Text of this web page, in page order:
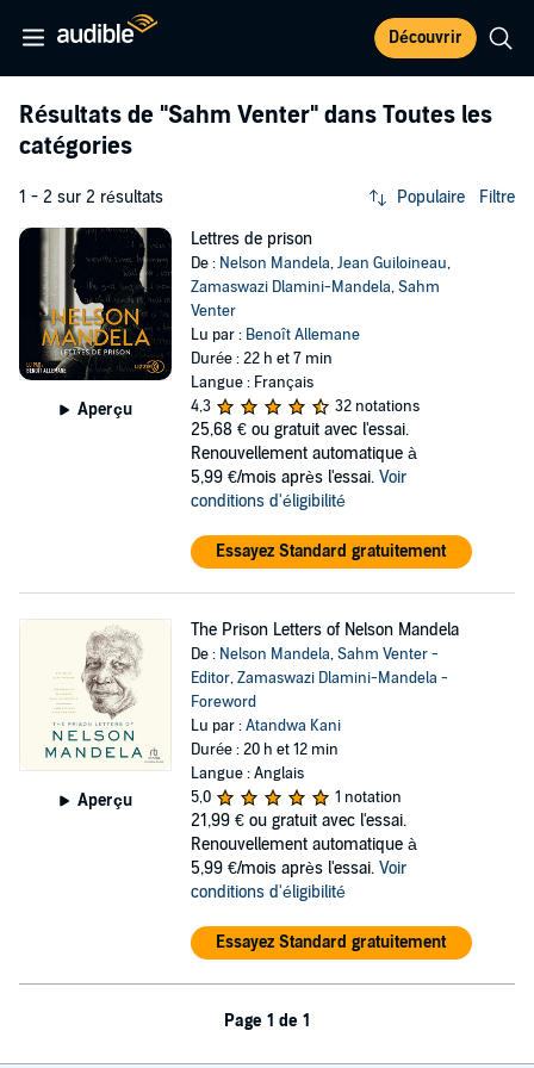
Découvrir
Résultats de "Sahm Venter" dans Toutes les
catégories
1 - 2 sur 2 résultats Populaire Filtre
Aperçu
Lettres de prison
De : Nelson Mandela,Jean Guiloineau,
Zamaswazi Dlamini-Mandela,Sahm
Venter
Lu par : Benoît Allemane
Durée : 22 h et 7 min
Langue : Français
4,3
32 notations
25,68 € ou gratuit avec l'essai.
Renouvellement automatique à
5,99 €/mois après l'essai. Voir
conditions d'éligibilité
Essayez Standard gratuitement
Aperçu
The Prison Letters of Nelson Mandela
De : Nelson Mandela,Sahm Venter -
Editor,Zamaswazi Dlamini-Mandela -
Foreword
Lu par :Atandwa Kani
Durée : 20 h et 12 min
Langue : Anglais
5,0
1 notation
21,99 € ou gratuit avec l'essai.
Renouvellement automatique à
5,99 €/mois après l'essai. Voir
conditions d'éligibilité
Essayez Standard gratuitement
Page 1 de 1